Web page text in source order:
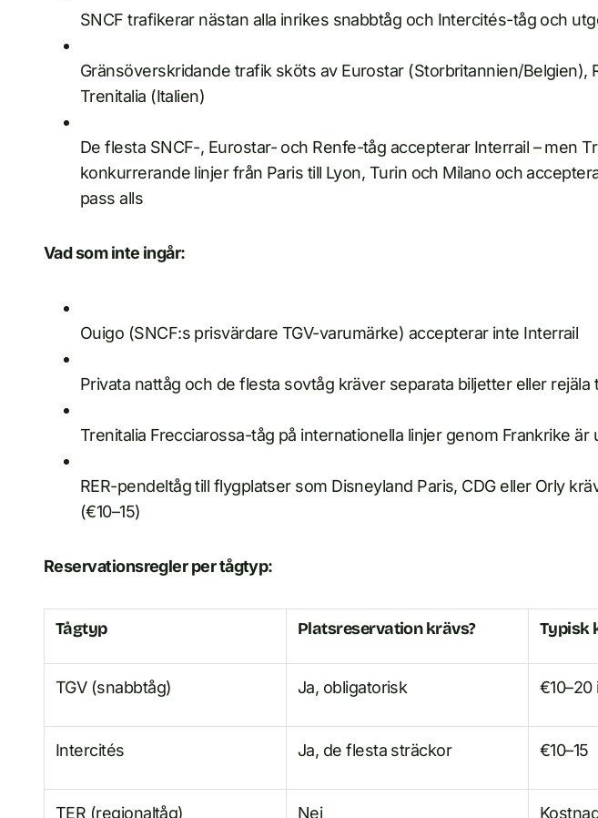
SNCF trafikerar nästan alla inrikes snabbtåg och Intercités-tåg och
Gränsöverskridande trafik sköts av Eurostar (Storbritannien/Belgien),
Trenitalia (Italien)
De flesta SNCF-, Eurostar- och Renfe-tåg accepterar Interrail – men
konkurrerande linjer från Paris till Lyon, Turin och Milano och
pass alls
Vad som inte ingår:
Ouigo (SNCF:s prisvärdare TGV-varumärke) accepterar inte Interrail
Privata nattåg och de flesta sovtåg kräver separata biljetter eller rejäla
Trenitalia Frecciarossa-tåg på internationella linjer genom Frankrike är
RER-pendeltåg till flygplatser som Disneyland Paris, CDG eller Orly
(€10–15)
Reservationsregler per tågtyp:
Tågtyp Platsreservation krävs? Typisk
TGV (snabbtåg) Ja, obligatorisk €10–20
Intercités Ja, de flesta sträckor €10–15
TER (regionaltåg) Nej